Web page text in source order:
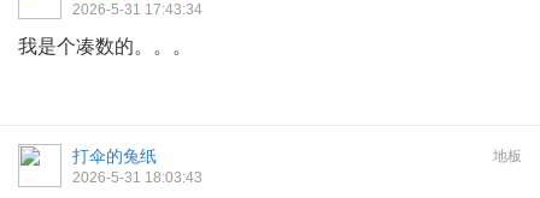
2026-5-31 17:43:34
我是个凑数的。。。
地板
打伞的兔纸
2026-5-31 18:03:43